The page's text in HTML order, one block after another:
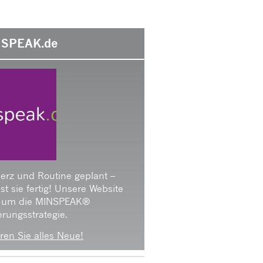
und Routine geplant –
sie fertig! Unsere Website
die MINSPEAK®
Sie alles Neue!